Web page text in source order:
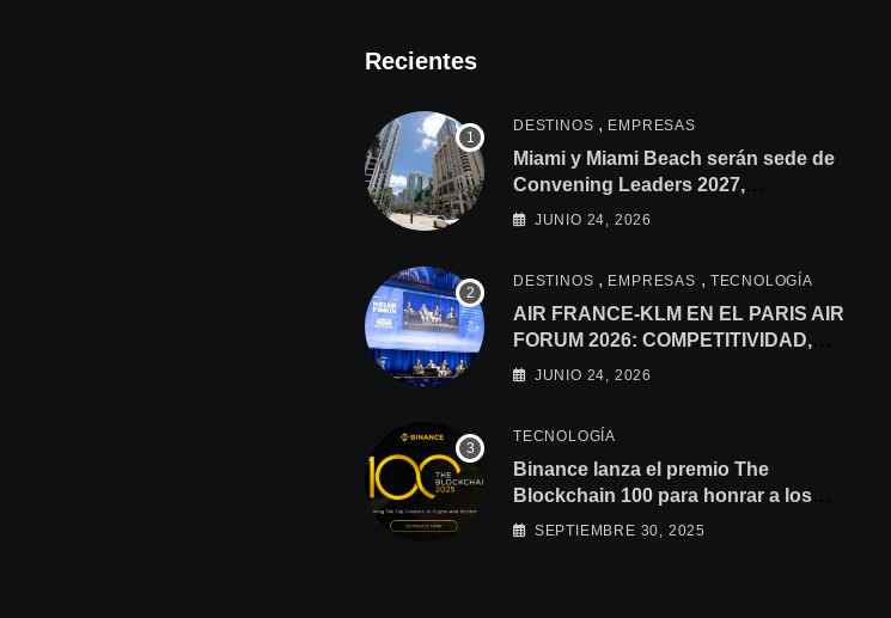
Recientes
DESTINOS , EMPRESAS
Miami y Miami Beach serán sede de
Convening Leaders 2027,
fortaleciendo los lazos con América
JUNIO 24, 2026
DESTINOS , EMPRESAS , TECNOLOGÍA
AIR FRANCE-KLM EN EL PARIS AIR
FORUM 2026: COMPETITIVIDAD,
CONSOLIDACIÓN Y
JUNIO 24, 2026
TECNOLOGÍA
Binance lanza el premio The
Blockchain 100 para honrar a los
principales creadores que impulsan la
SEPTIEMBRE 30, 2025